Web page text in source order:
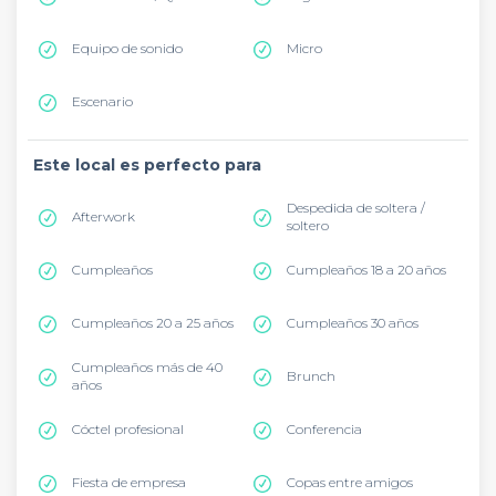
Equipo de sonido Micro
Escenario
Este local es perfecto para
Afterwork
Despedida de soltera /
soltero
Cumpleaños Cumpleaños 18 a 20 años
Cumpleaños 20 a 25 años Cumpleaños 30 años
Cumpleaños más de 40
años
Brunch
Cóctel profesional Conferencia
Fiesta de empresa Copas entre amigos